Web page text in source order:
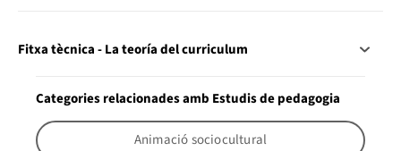
Fitxa tècnica - La teoría del curriculum
Categories relacionades amb Estudis de pedagogia
Animació sociocultural